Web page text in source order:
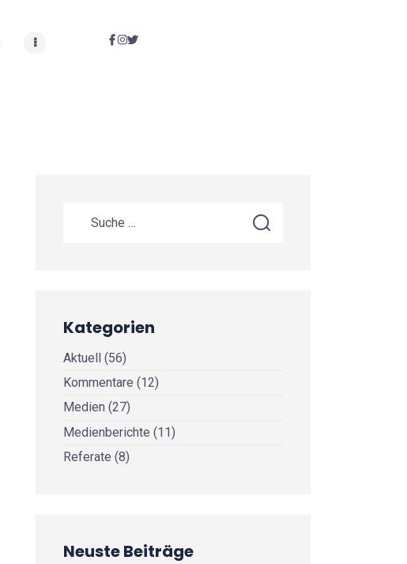
Kategorien
Aktuell (56)
Kommentare (12)
Medien (27)
Medienberichte (11)
Referate (8)
Neuste Beiträge